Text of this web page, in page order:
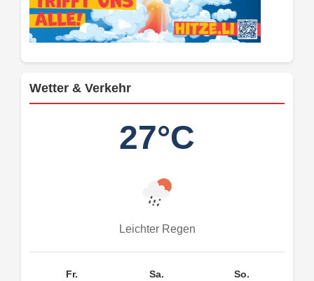
Wetter & Verkehr
27°C
Leichter Regen
Fr. Sa. So.